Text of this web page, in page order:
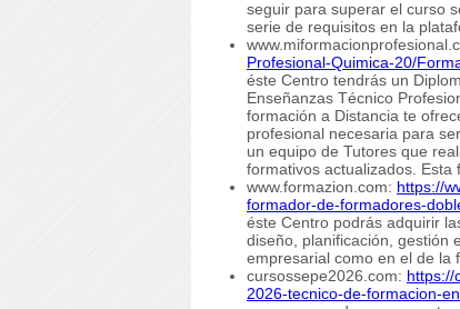
seguir para superar el curso
serie de requisitos en la
Profesional-Quimica-20/
éste Centro tendrás un
Enseñanzas Técnico
formación a Distancia te
profesional necesaria para
un equipo de Tutores que
formativos actualizados. Esta
www.formazion.com: https://
formador-de-formadores-
éste Centro podrás adquirir
diseño, planificación, gestión
empresarial como en el de la
cursossepe2026.com: https://
2026-tecnico-de-formacion-